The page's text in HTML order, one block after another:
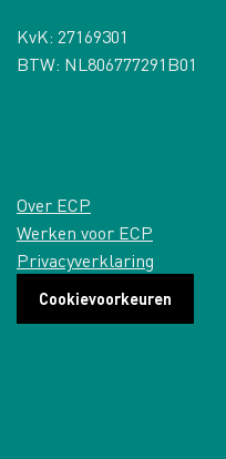
KvK: 27169301
BTW: NL806777291B01
Over ECP
Werken voor ECP
Privacyverklaring
Cookievoorkeuren